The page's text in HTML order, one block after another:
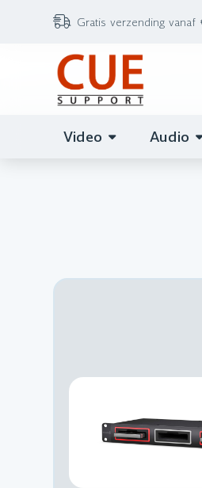
Gratis verzending
Video Audio